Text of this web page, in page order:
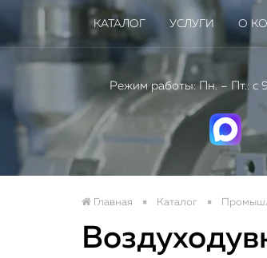
КАТАЛОГ УСЛУГИ О
Режим работы: Пн. – Пт.: с
Главная Каталог